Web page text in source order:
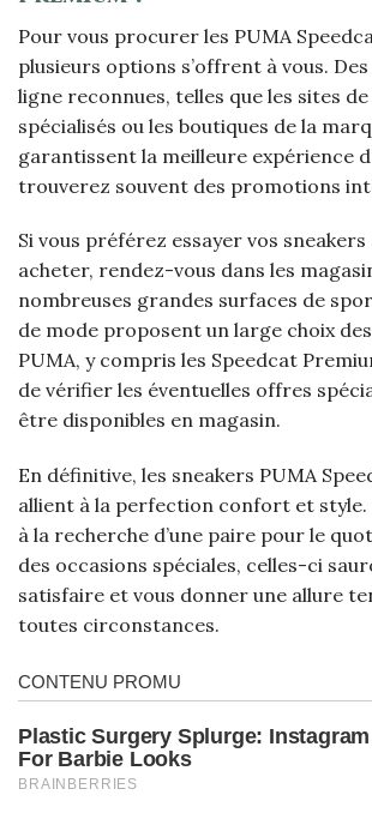
Pour vous procurer les PUMA
plusieurs options s’offrent à vous.
ligne reconnues, telles que les sites
spécialisés ou les boutiques de la
garantissent la meilleure expérience
trouverez souvent des promotions
Si vous préférez essayer vos sneakers
acheter, rendez-vous dans les
nombreuses grandes surfaces de
de mode proposent un large choix
PUMA, y compris les Speedcat
de vérifier les éventuelles offres
être disponibles en magasin.
En définitive, les sneakers PUMA
allient à la perfection confort et style.
à la recherche d’une paire pour le
des occasions spéciales, celles-ci
satisfaire et vous donner une allure
toutes circonstances.